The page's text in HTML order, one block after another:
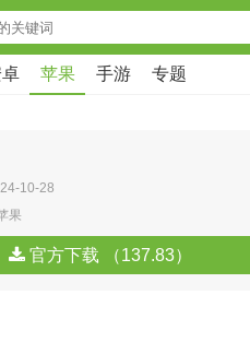
苹果 手游 专题
10-28
果
官方下载 （137.83）